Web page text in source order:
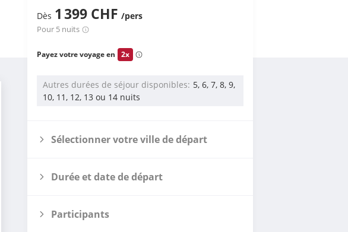
Dès 1 399 CHF /pers
Pour 5 nuits
Payez votre voyage en 2x
Autres durées de séjour disponibles 5, 6, 7, 8, 9,
10, 11, 12, 13 ou 14 nuits
Sélectionner votre ville de départ
Durée et date de départ
Participants